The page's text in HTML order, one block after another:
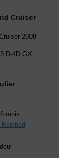
Cruiser
2008
D-4D GX
mois
Rambert